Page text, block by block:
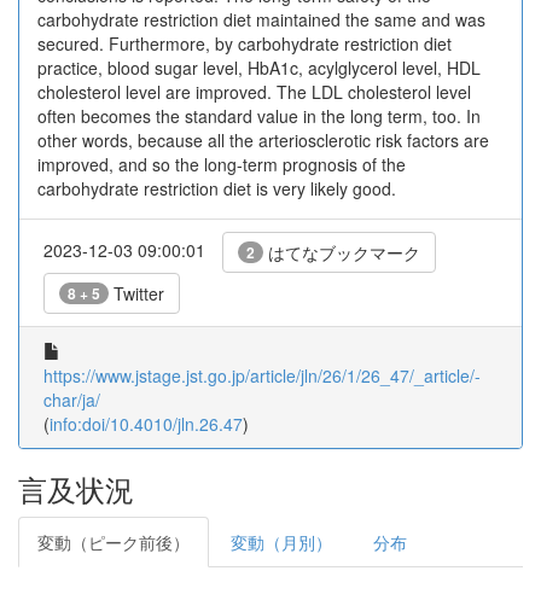
carbohydrate restriction diet maintained the same and was
secured. Furthermore, by carbohydrate restriction diet
practice, blood sugar level, HbA1c, acylglycerol level, HDL
cholesterol level are improved. The LDL cholesterol level
often becomes the standard value in the long term, too. In
other words, because all the arteriosclerotic risk factors are
improved, and so the long-term prognosis of the
carbohydrate restriction diet is very likely good.
2023-12-03 09:00:01 2 はてなブックマーク
8 + 5 Twitter
https://www.jstage.jst.go.jp/article/jln/26/1/26_47/_article/-
char/ja/
(info:doi/10.4010/jln.26.47)
言及状況
変動（ピーク前後） 変動（月別） 分布